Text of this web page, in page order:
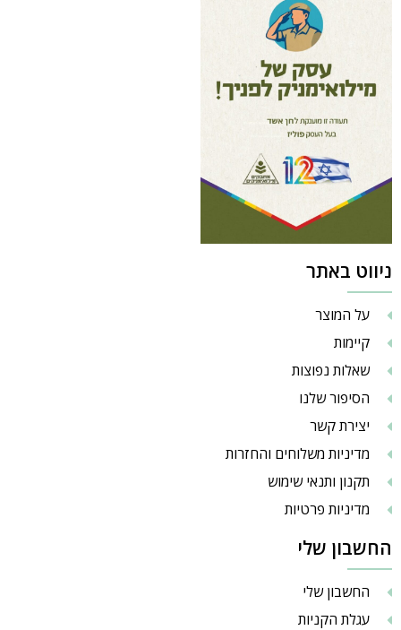
ניווט באתר
על המוצר
קיימות
שאלות נפוצות
הסיפור שלנו
יצירת קשר
מדיניות משלוחים והחזרות
תקנון ותנאי שימוש
מדיניות פרטיות
החשבון שלי
החשבון שלי
עגלת הקניות